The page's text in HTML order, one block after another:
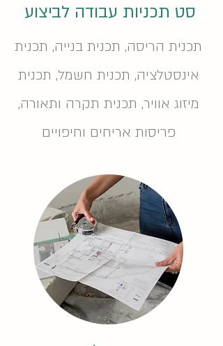
סט תכניות עבודה לביצוע
תכנית הריסה, תכנית בנייה, תכנית
אינסטלציה, תכנית חשמל, תכנית
מיזוג אוויר, תכנית תקרה ותאורה,
פריסות אריחים וחיפויים